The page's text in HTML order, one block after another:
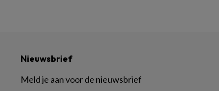
Nieuwsbrief
Meld je aan voor de nieuwsbrief